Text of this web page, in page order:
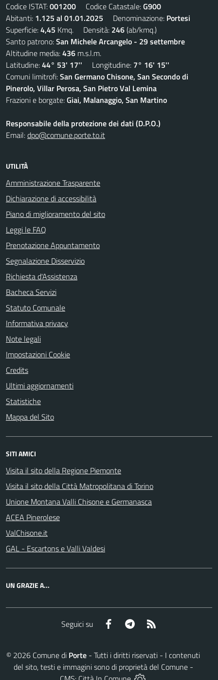
Codice ISTAT:001200 Codice Catastale:G900
Abitanti: 1.125 al 01.01.2025 Denominazione: Portesi
Superficie:4,45 Kmq. Densità: 246(ab/kmq.)
Santo patrono:San Michele Arcangelo - 29 settembre
Altitudine media:436 m.s.l.m.
Latitudine:44° 53' 17'' Longitudine: 7° 16' 15''
Comuni limitrofi:San Germano Chisone, San Secondo di
Pinerolo, Villar Perosa, San Pietro Val Lemina
Frazioni e borgate:Giai, Malanaggio, San Martino
Responsabile della protezione dei dati (D.P.O.)
Email:dpo@comune.porte.to.it
UTILITÀ
Amministrazione Trasparente
Dichiarazione di accessibilità
Piano di miglioramento del sito
Leggi le FAQ
Prenotazione Appuntamento
Segnalazione Disservizio
Richiesta d'Assistenza
Bacheca Servizi
Statuto Comunale
Informativa privacy
Note legali
Impostazioni Cookie
Credits
Ultimi aggiornamenti
Statistiche
Mappa del Sito
SITI AMICI
Visita il sito della Regione Piemonte
Visita il sito della Città Matropolitana di Torino
Unione Montana Valli Chisone e Germanasca
ACEA Pinerolese
ValChisone.it
GAL - Escartons e Valli Valdesi
UN GRAZIE A...
Seguici su Facebook Telegram
© 2026 Comune di Porte - Tutti i diritti riservati - I contenuti
del sito, testi e immagini sono di proprietà del Comune -